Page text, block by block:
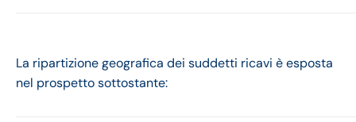
La ripartizione geografica dei suddetti ricavi è esposta
nel prospetto sottostante: